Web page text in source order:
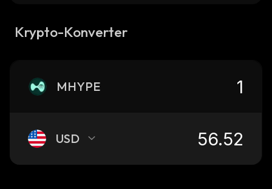
Krypto-Konverter
MHYPE
USD